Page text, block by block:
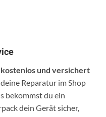
kostenlos und versichert
Reparatur im Shop
bekommst du ein
dein Gerät sicher,